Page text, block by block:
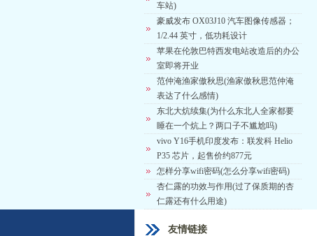
车站)
豪威发布 OX03J10 汽车图像传感器；
1/2.44 英寸，低功耗设计
苹果在伦敦巴特西发电站改造后的办公
室即将开业
范仲淹渔家傲秋思(渔家傲秋思范仲淹
表达了什么感情)
东北大炕续集(为什么东北人全家都要
睡在一个炕上？两口子不尴尬吗)
vivo Y16手机印度发布：联发科 Helio
P35 芯片，起售价约877元
怎样分享wifi密码(怎么分享wifi密码)
杏仁露的功效与作用(过了保质期的杏
仁露还有什么用途)
友情链接